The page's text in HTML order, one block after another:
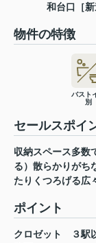
和台口［
物件の特徴
バスト
別
セールスポイ
収納スペース多数
る）散らかりがち
たりくつろげる広
ポイント
クロゼット ３駅